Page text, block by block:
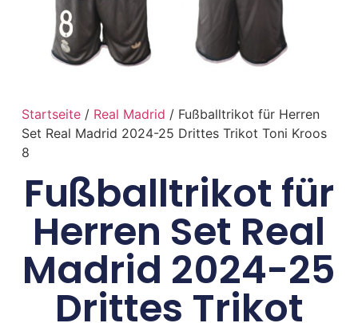
Startseite/ Real Madrid / Fußballtrikot für Herren
Set Real Madrid 2024-25 Drittes Trikot Toni Kroos
8
Fußballtrikot für
Herren Set Real
Madrid 2024-25
Drittes Trikot